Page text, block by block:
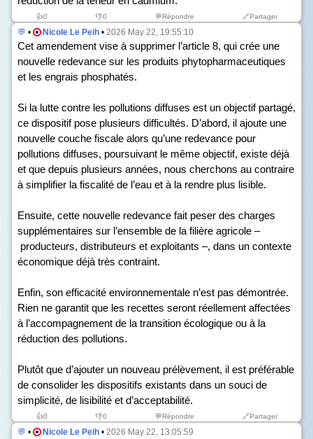
👍0 👎0 💬Répondre 🔗Partager
💬 • Nicole Le Peih • 2026 May 22, 19:55:10
Cet amendement vise à supprimer l’article 8, qui crée une
nouvelle redevance sur les produits phytopharmaceutiques
et les engrais phosphatés.
Si la lutte contre les pollutions diffuses est un objectif partagé,
ce dispositif pose plusieurs difficultés. D’abord, il ajoute une
nouvelle couche fiscale alors qu’une redevance pour
pollutions diffuses, poursuivant le même objectif, existe déjà
et que depuis plusieurs années, nous cherchons au contraire
à simplifier la fiscalité de l’eau et à la rendre plus lisible.
Ensuite, cette nouvelle redevance fait peser des charges
supplémentaires sur l’ensemble de la filière agricole –
producteurs, distributeurs et exploitants –, dans un contexte
économique déjà très contraint.
Enfin, son efficacité environnementale n’est pas démontrée.
Rien ne garantit que les recettes seront réellement affectées
à l’accompagnement de la transition écologique ou à la
réduction des pollutions.
Plutôt que d’ajouter un nouveau prélèvement, il est préférable
de consolider les dispositifs existants dans un souci de
simplicité, de lisibilité et d’acceptabilité.
👍0 👎0 💬Répondre 🔗Partager
💬 • Nicole Le Peih • 2026 May 22, 13:05:59